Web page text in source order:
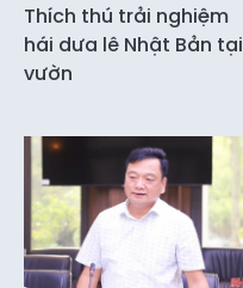
Thích thú trải nghiệm
hái dưa lê Nhật Bản tại
vườn